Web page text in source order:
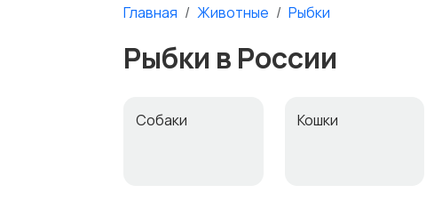
Главная Животные Рыбки
Рыбки в России
Собаки Кошки